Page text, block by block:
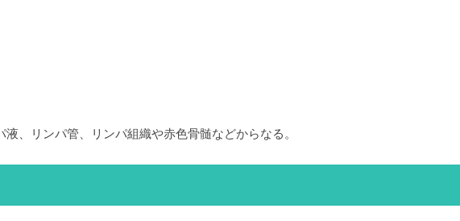
、リンパ管、リンパ組織や赤色骨髄などからなる。